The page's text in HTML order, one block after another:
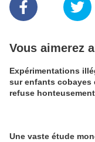
Vous aimerez
Expérimentations
sur enfants cobayes
refuse
Une vaste étude